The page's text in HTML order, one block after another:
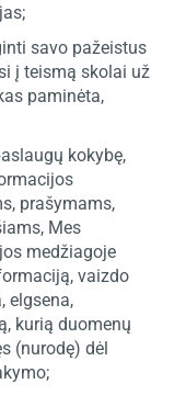
savo pažeistus
į teismą skolai už
paminėta,
kokybę,
prašymams,
Mes
medžiagoje
vaizdo
elgsena,
kurią duomenų
(nurodę) dėl